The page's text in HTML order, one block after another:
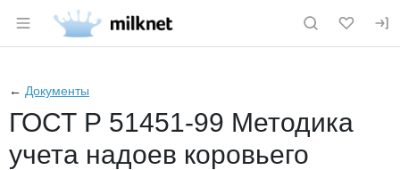
Раздел навигации по сайту milknet.ru
← Документы
ГОСТ Р 51451-99 Методика
учета надоев коровьего